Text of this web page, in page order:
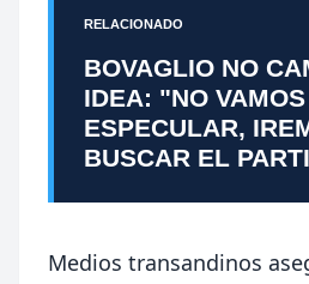
RELACIONADO
BOVAGLIO NO
IDEA: "NO
ESPECULAR,
BUSCAR EL
Medios transandinos